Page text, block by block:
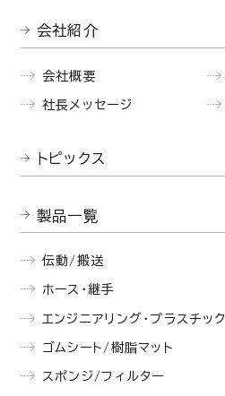
会社紹介
会社概要
社長メッセージ
トピックス
製品一覧
伝動/搬送
ホース・継手
エンジニアリング・プラスチック
ゴムシート/樹脂マット
スポンジ/フィルター